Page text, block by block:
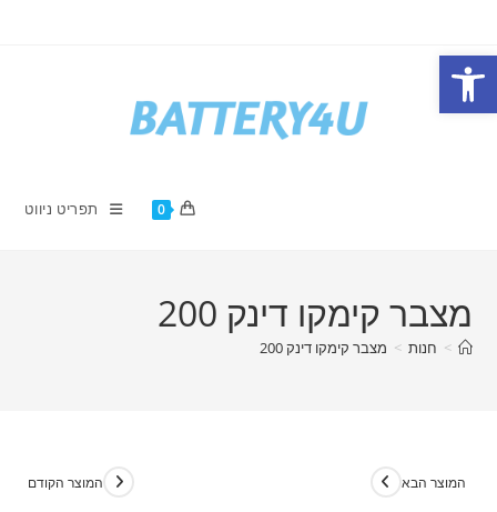
פתח סרגל נגישות
content
0 תפריט ניווט
מצבר קימקו דינק 200
> חנות > מצבר קימקו דינק 200
המוצר הקודם המוצר הבא